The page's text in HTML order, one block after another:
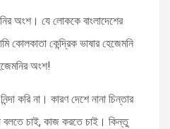
অংশ। যে লোককে বাংলাদেশের
কোলকাতা কেন্দ্রিক ভাষার হেজেমনি
অংশ!
করি না। কারণ দেশে নানা চিন্তার
বলতে চাই, কাজ করতে চাই। কিন্তু